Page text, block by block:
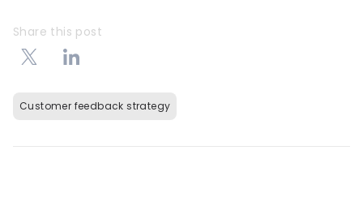
Share this post
Customer feedback strategy